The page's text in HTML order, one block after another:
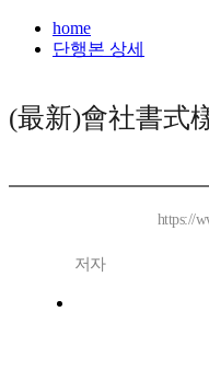
home
단행본 상세
(最新)會社書式
https://
저자